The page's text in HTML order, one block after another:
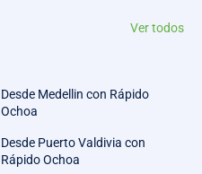
Ver todos
Desde Medellin con Rápido
Ochoa
Desde Puerto Valdivia con
Rápido Ochoa